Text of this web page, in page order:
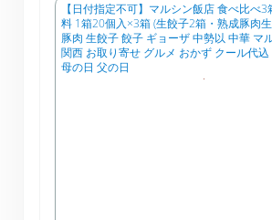
【日付指定不可】マルシン飯店 食べ比べ
料 1箱20個入×3箱 (生餃子2箱・熟成豚肉
豚肉 生餃子 餃子 ギョーザ 中勢以 中華 マ
関西 お取り寄せ グルメ おかず クール代
母の日 父の日